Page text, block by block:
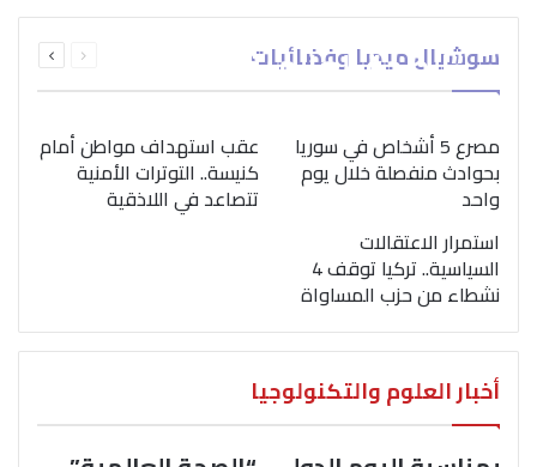
سوشيال ميديا وفضائيات الصفحةالصفحة
بمناسبة اليوم الدولي..
“الصحة العالمية” تؤكد
ضرورة اتباع نهج متكامل
لمواجهة إدمان المخدرات
مصرع 5 أشخاص في سوريا
بحوادث منفصلة خلال يوم
واحد
عقب استهداف مواطن أمام
كنيسة.. التوترات الأمنية
تتصاعد في اللاذقية
استمرار الاعتقالات
السياسية.. تركيا توقف 4
نشطاء من حزب المساواة
أخبار العلوم والتكنولوجيا